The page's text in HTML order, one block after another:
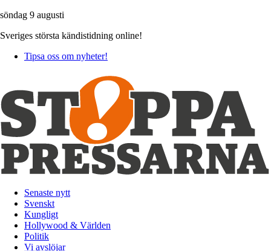
söndag 9 augusti
Sveriges största kändistidning online!
Tipsa oss om nyheter!
Senaste nytt
Svenskt
Kungligt
Hollywood & Världen
Politik
Vi avslöjar